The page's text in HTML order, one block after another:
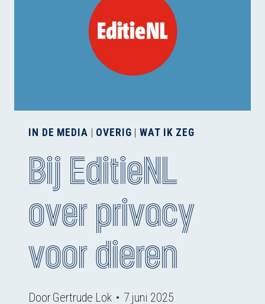
100
IN DE MEDIA OVERIG |WAT IK ZEG
Bij EditieNL
over privacy
voor dieren
DoorGertrude Lok 7 juni 2025